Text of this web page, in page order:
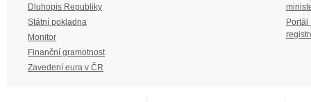
Dluhopis Republiky
Státní pokladna
Monitor
Finanční gramotnost
Zavedení eura v ČR
Portál